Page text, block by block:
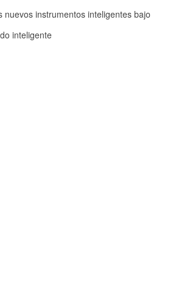
instrumentos inteligentes bajo
inteligente